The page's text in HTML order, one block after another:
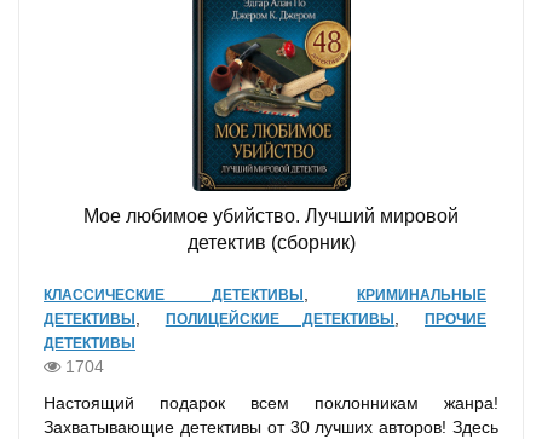
Мое любимое убийство. Лучший мировой
детектив (сборник)
КЛАССИЧЕСКИЕ ДЕТЕКТИВЫ
КРИМИНАЛЬНЫЕ
ДЕТЕКТИВЫ
ПОЛИЦЕЙСКИЕ ДЕТЕКТИВЫ ,ПРОЧИЕ
ДЕТЕКТИВЫ
1704
Настоящий подарок всем поклонникам жанра!
Захватывающие детективы от 30 лучших авторов! Здесь